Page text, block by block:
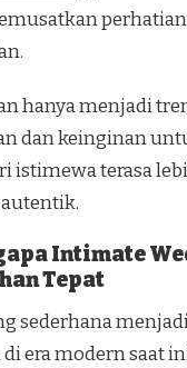
perhatian
hanya menjadi
dan keinginan
istimewa terasa
Intimate
Tepat
sederhana
era modern saat